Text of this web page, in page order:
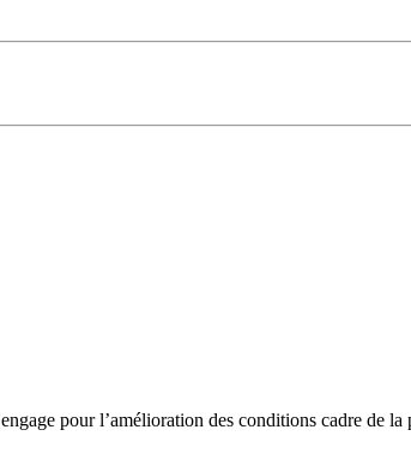
pour l’amélioration des conditions cadre de